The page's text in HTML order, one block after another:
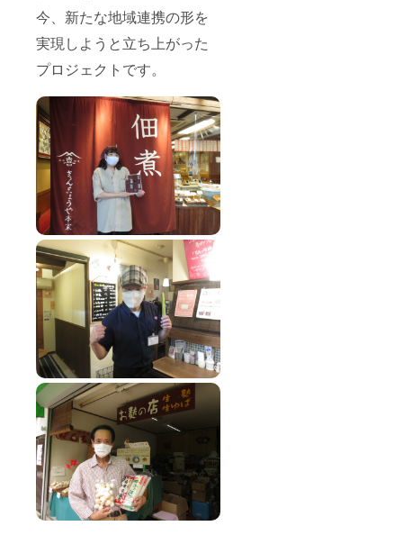
今、新たな地域連携の形を
実現しようと立ち上がった
プロジェクトです。